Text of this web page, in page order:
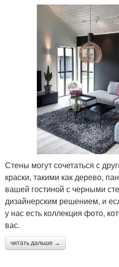
Стены могут сочетаться с
краски, такими как дерево,
вашей гостиной с черными
дизайнерским решением, и
у нас есть коллекция фото,
вас.
читать дальше →